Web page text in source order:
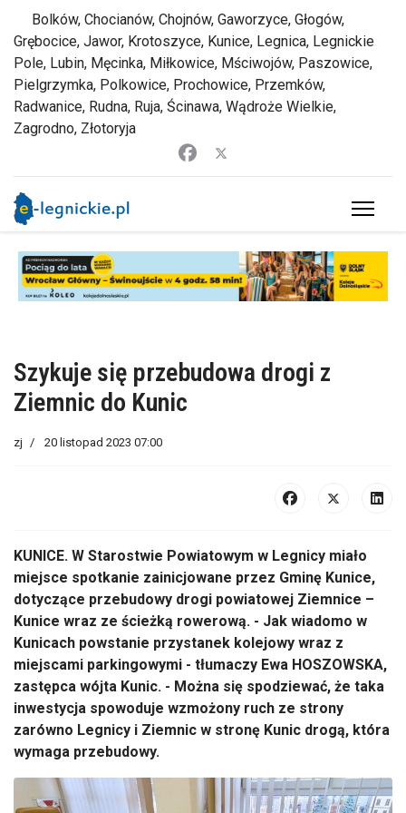
Bolków, Chocianów, Chojnów, Gaworzyce, Głogów,
Grębocice, Jawor, Krotoszyce, Kunice, Legnica, Legnickie
Pole, Lubin, Męcinka, Miłkowice, Mściwojów, Paszowice,
Pielgrzymka, Polkowice, Prochowice, Przemków,
Radwanice, Rudna, Ruja, Ścinawa, Wądroże Wielkie,
Zagrodno, Złotoryja
Szykuje się przebudowa drogi z
Ziemnic do Kunic
zj 20 listopad 2023 07:00
KUNICE. W Starostwie Powiatowym w Legnicy miało
miejsce spotkanie zainicjowane przez Gminę Kunice,
dotyczące przebudowy drogi powiatowej Ziemnice –
Kunice wraz ze ścieżką rowerową. - Jak wiadomo w
Kunicach powstanie przystanek kolejowy wraz z
miejscami parkingowymi - tłumaczy Ewa HOSZOWSKA,
zastępca wójta Kunic. - Można się spodziewać, że taka
inwestycja spowoduje wzmożony ruch ze strony
zarówno Legnicy i Ziemnic w stronę Kunic drogą, która
wymaga przebudowy.